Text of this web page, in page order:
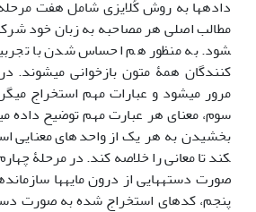
داده­ها به روش کُلایزی شامل هفت
مطالب اصلی هر مصاحبه به زبان خود
شود. به منظور هم احساس شدن با
کنندگان همۀ متون بازخوانی می­شوند.
مرور می­شود و عبارات مهم استخراج
سوم، معنای هر عبارت مهم توضیح داده
بخشیدن به هر یک از واحدهای معنایی
کند تا معانی را خلاصه کند. در مرحلۀ
صورت دسته­هایی از درون مایه­ها
پنجم، کدهای استخراج شده به صورت